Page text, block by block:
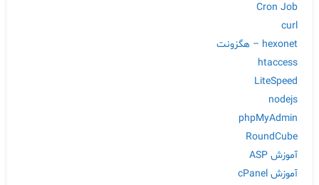
Cron Job
curl
hexonet – هگزونت
htaccess
LiteSpeed
nodejs
phpMyAdmin
RoundCube
آموزش ASP
آموزش cPanel